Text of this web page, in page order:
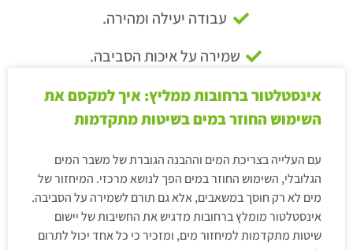
עבודה יעילה ומהירה.
שמירה על איכות הסביבה.
אינסטלטור ברחובות ממליץ: איך למקסם את
השימוש החוזר במים בשיטות מתקדמות
עם העלייה בצריכת המים וההבנה הגוברת של משבר המים
הגלובלי, השימוש החוזר במים הפך לנושא מרכזי. המיחזור של
מים לא רק חוסך במשאבים, אלא גם תורם לשמירה על הסביבה.
אינסטלטור מומלץ ברחובות מדגיש את החשיבות של יישום
שיטות מתקדמות למיחזור מים, ומזכיר כי כל אחד יכול לתרום